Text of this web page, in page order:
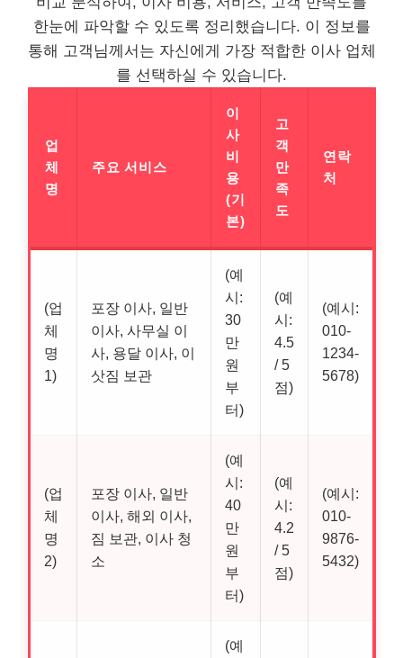
한눈에 파악할 수 있도록 정리했습니다. 이 정보를
통해 고객님께서는 자신에게 가장 적합한 이사 업체
를 선택하실 수 있습니다.
업
체
명
주요 서비스
이
사
비
용
(기
본)
고
객
만
족
도
연락
처
(업
체
명
1)
포장 이사, 일반
이사, 사무실 이
사, 용달 이사, 이
삿짐 보관
(예
시:
30
만
원
부
터)
(예
시:
4.5
/ 5
점)
(예시:
010-
1234-
5678)
(업
체
명
2)
포장 이사, 일반
이사, 해외 이사,
짐 보관, 이사 청
소
(예
시:
40
만
원
부
터)
(예
시:
4.2
/ 5
점)
(예시:
010-
9876-
5432)
(예